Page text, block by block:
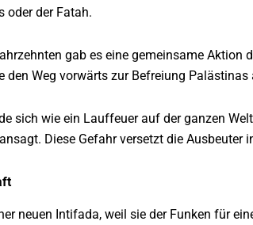
oder der Fatah.
gab es eine gemeinsame
den Weg vorwärts zur Befreiung
sich wie ein Lauffeuer auf der ganzen
Diese Gefahr versetzt die Ausbeuter
neuen Intifada, weil sie der Funken für